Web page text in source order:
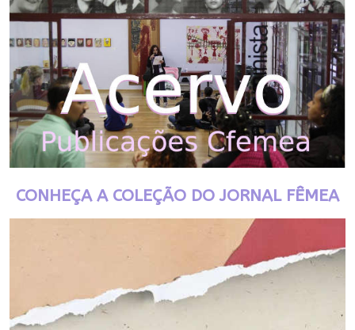
CONHEÇA A COLEÇÃO DO JORNAL FÊMEA